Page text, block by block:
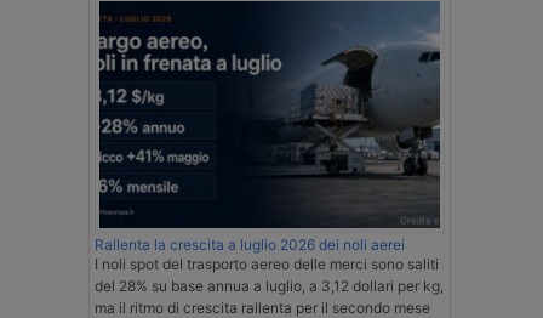
Rallenta la crescita a luglio 2026 dei noli aerei
I noli spot del trasporto aereo delle merci sono saliti
del 28% su base annua a luglio, a 3,12 dollari per kg,
ma il ritmo di crescita rallenta per il secondo mese